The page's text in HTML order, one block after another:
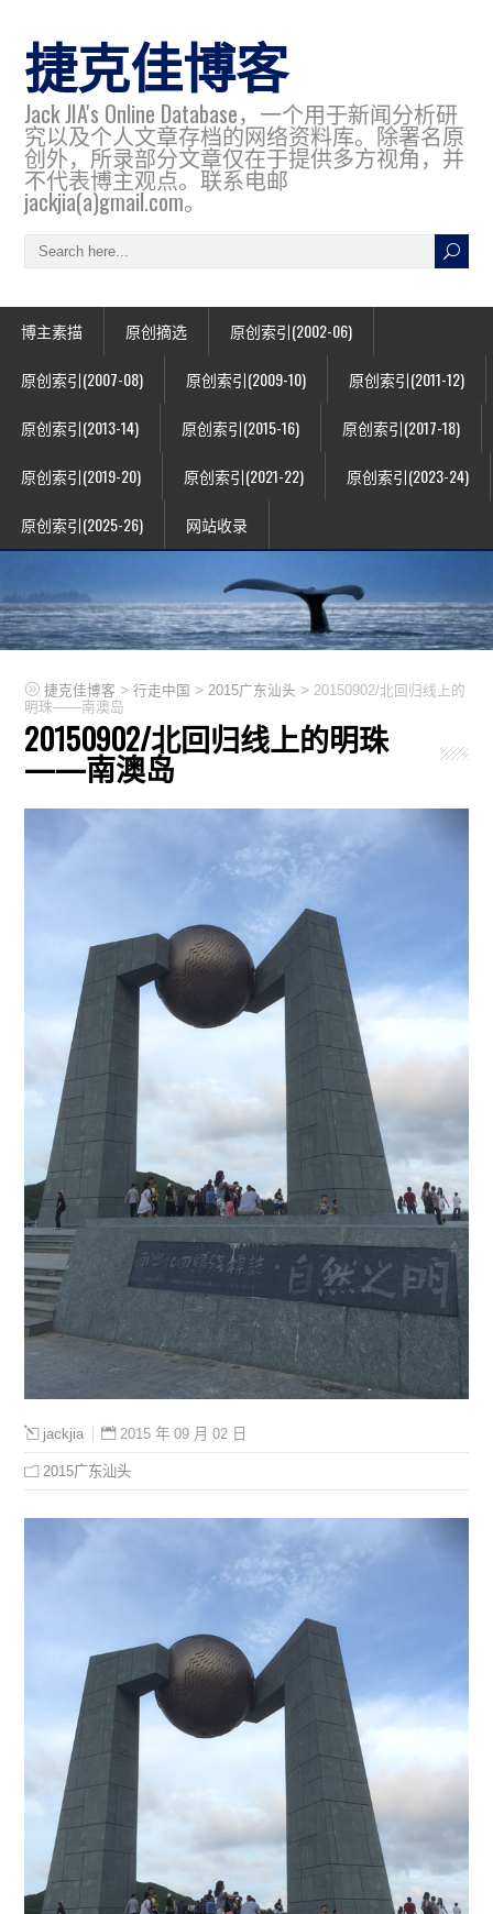
捷克佳博客
Jack JIA's Online Database，一个用于新闻分析研
究以及个人文章存档的网络资料库。除署名原
创外，所录部分文章仅在于提供多方视角，并
不代表博主观点。联系电邮
jackjia(a)gmail.com。
博主素描 原创摘选 原创索引(2002-06)
原创索引(2007-08) 原创索引(2009-10) 原创索引(2011-12)
原创索引(2013-14) 原创索引(2015-16) 原创索引(2017-18)
原创索引(2019-20) 原创索引(2021-22) 原创索引(2023-24)
原创索引(2025-26) 网站收录
捷克佳博客 >行走中国 > 2015广东汕头 > 20150902/北回归线上的
明珠——南澳岛
20150902/北回归线上的明珠
——南澳岛
jackjia 2015 年 09 月 02 日
2015广东汕头